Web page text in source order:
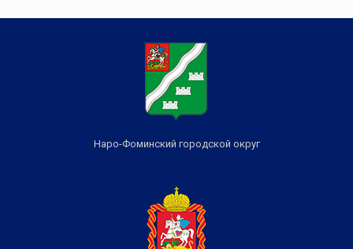
Наро-Фоминский городской округ